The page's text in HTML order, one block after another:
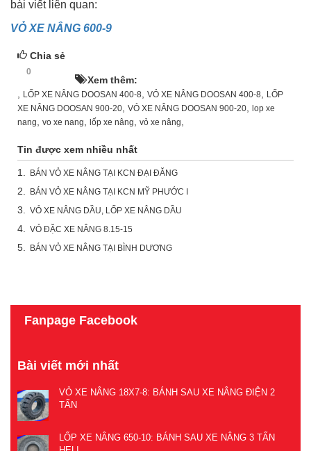
bài viết liên quan:
VỎ XE NÂNG 600-9
Chia sẻ
0
Xem thêm:
, LỐP XE NÂNG DOOSAN 400-8, VỎ XE NÂNG DOOSAN 400-8, LỐP
XE NÂNG DOOSAN 900-20, VỎ XE NÂNG DOOSAN 900-20, lop xe
nang, vo xe nang, lốp xe nâng, vỏ xe nâng,
Tin được xem nhiều nhất
1. BÁN VỎ XE NÂNG TẠI KCN ĐẠI ĐĂNG
2. BÁN VỎ XE NÂNG TẠI KCN MỸ PHƯỚC I
3. VỎ XE NÂNG DẦU, LỐP XE NÂNG DẦU
4. VỎ ĐẶC XE NÂNG 8.15-15
5. BÁN VỎ XE NÂNG TẠI BÌNH DƯƠNG
Fanpage Facebook
Bài viết mới nhất
VỎ XE NÂNG 18X7-8: BÁNH SAU XE NÂNG ĐIỆN 2
TẤN
LỐP XE NÂNG 650-10: BÁNH SAU XE NÂNG 3 TẤN